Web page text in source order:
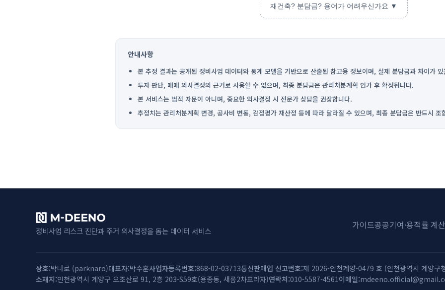
재건축? 분담금? 용어가 어려우신가요 ▼
안내사항
본 추정 결과는 공개된 정비사업 데이터와 통계 모델을 기반으로 산출된 참고용 정보이며, 실제 분담금과 차이가
투자 판단, 매매 의사결정의 근거로 사용할 수 없으며, 최종 분담금은 관리처분계획 인가 후 확정됩니다.
본 서비스는 법적 자문이 아니며, 중요한 의사결정 시 전문가 상담을 권장합니다.
추정치는 관리처분계획 변경, 공사비 변동, 감정평가 재산정 등에 따라 달라질 수 있으며, 최종 분담금은 반드시 조
정비사업 리스크 진단과 주거 의사결정을 돕는 데이터 서비스
가이드공공기여·용적률 계
상호 박나로 (parknaro)대표자 박수훈사업자등록번호 868-02-03713통신판매업 신고번호 제 2026-인천계양-0479 호 (인천광역시 계양구
소재지 인천광역시 계양구 오조산로 91, 2층 203-S59호(용종동, 새롬2차프라자)연락처 010-5587-4561이메일